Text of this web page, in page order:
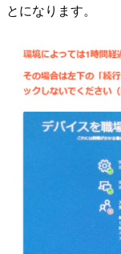
とになります。